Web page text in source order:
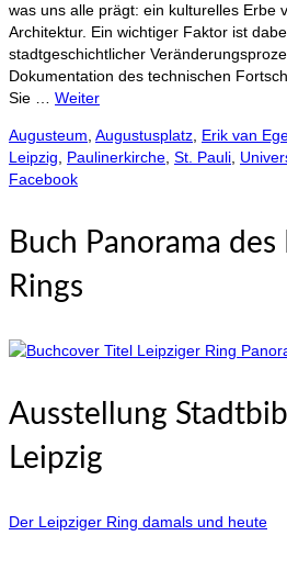
was uns alle prägt: ein kulturelles Erbe
Architektur. Ein wichtiger Faktor ist
stadtgeschichtlicher
Dokumentation des technischen
Sie … Weiter
Augusteum Augustusplatz Erik van
Leipzig
Paulinerkirche St. Pauli
Facebook
Buch Panorama des
Rings
Ausstellung
Leipzig
Der Leipziger Ring damals und heute